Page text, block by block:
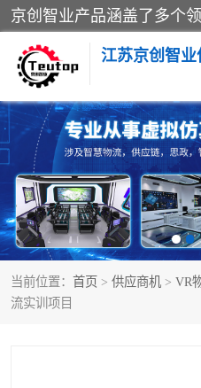
江苏京创智业
当前位置： 首页 > 供应商机 > VR
流实训项目
VR物流实训
生产系统仿真
供应链管理
智慧零售实训